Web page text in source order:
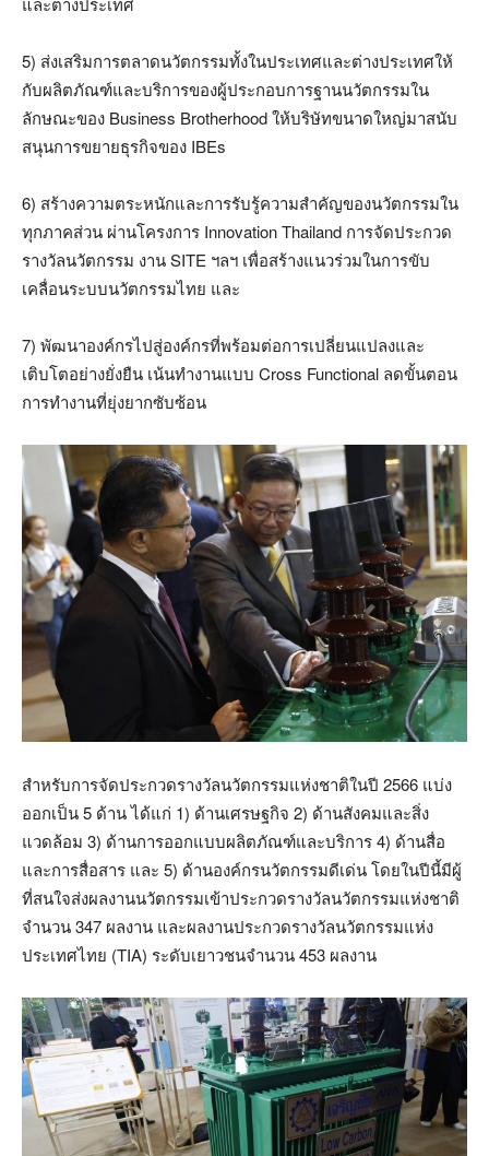
5) ส่งเสริมการตลาดนวัตกรรมทั้งในประเทศและต่างประเทศให้
กับผลิตภัณฑ์และบริการของผู้ประกอบการฐานนวัตกรรมใน
ลักษณะของ Business Brotherhood ให้บริษัทขนาดใหญ่มาสนับ
สนุนการขยายธุรกิจของ IBEs
6) สร้างความตระหนักและการรับรู้ความสำคัญของนวัตกรรมใน
ทุกภาคส่วน ผ่านโครงการ Innovation Thailand การจัดประกวด
รางวัลนวัตกรรม งาน SITE ฯลฯ เพื่อสร้างแนวร่วมในการขับ
เคลื่อนระบบนวัตกรรมไทย และ
7) พัฒนาองค์กรไปสู่องค์กรที่พร้อมต่อการเปลี่ยนแปลงและ
เติบโตอย่างยั่งยืน เน้นทำงานแบบ Cross Functional ลดขั้นตอน
การทำงานที่ยุ่งยากซับซ้อน
สำหรับการจัดประกวดรางวัลนวัตกรรมแห่งชาติในปี 2566 แบ่ง
ออกเป็น 5 ด้าน ได้แก่ 1) ด้านเศรษฐกิจ 2) ด้านสังคมและสิ่ง
แวดล้อม 3) ด้านการออกแบบผลิตภัณฑ์และบริการ 4) ด้านสื่อ
และการสื่อสาร และ 5) ด้านองค์กรนวัตกรรมดีเด่น โดยในปีนี้มีผู้
ที่สนใจส่งผลงานนวัตกรรมเข้าประกวดรางวัลนวัตกรรมแห่งชาติ
จำนวน 347 ผลงาน และผลงานประกวดรางวัลนวัตกรรมแห่ง
ประเทศไทย (TIA) ระดับเยาวชนจำนวน 453 ผลงาน